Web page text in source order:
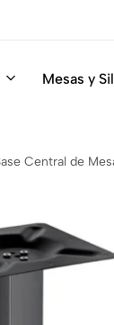
Mesas y
Central de